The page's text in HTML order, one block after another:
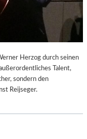
Herzog durch seinen
Talent,
sondern den
Reijseger.